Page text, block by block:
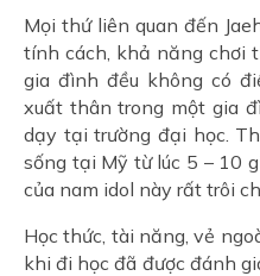
Mọi thứ liên quan đến
tính cách, khả năng chơi
gia đình đều không có
xuất thân trong một gia
dạy tại trường đại học.
sống tại Mỹ từ lúc 5 – 10
của nam idol này rất trôi
Học thức, tài năng, vẻ
khi đi học đã được đánh